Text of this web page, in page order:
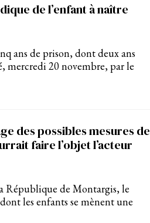
de l’enfant à naître
ans de prison, dont deux ans
mercredi 20 novembre, par le
des possibles mesures de
faire l’objet l’acteur
République de Montargis, le
les enfants se mènent une